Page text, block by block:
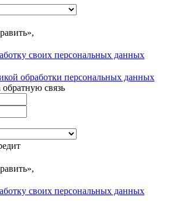
своих персональных данных
обработки персональных данных
обратную связь
своих персональных данных